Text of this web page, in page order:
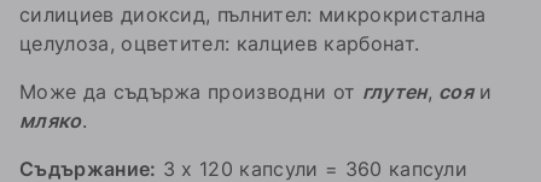
силициев диоксид, пълнител: микрокристална
целулоза, оцветител: калциев карбонат.
Може да съдържа производни от глутен, сояи
мляко.
Съдържание: 3 x 120 капсули = 360 капсули